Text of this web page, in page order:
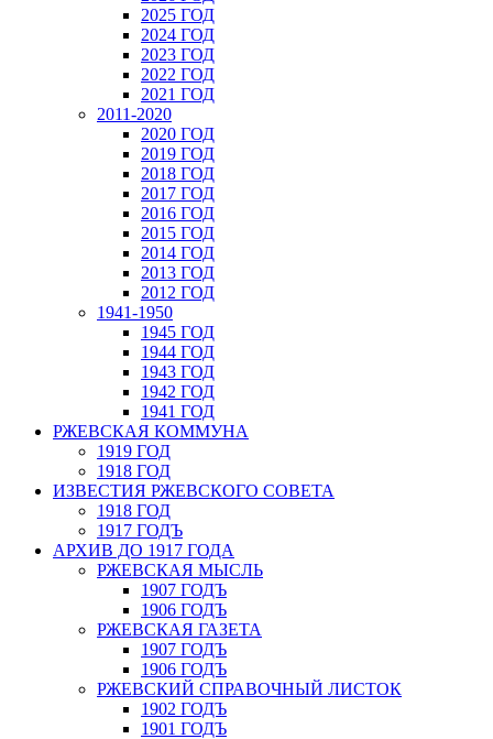
2025 ГОД
2024 ГОД
2023 ГОД
2022 ГОД
2021 ГОД
2011-2020
2020 ГОД
2019 ГОД
2018 ГОД
2017 ГОД
2016 ГОД
2015 ГОД
2014 ГОД
2013 ГОД
2012 ГОД
1941-1950
1945 ГОД
1944 ГОД
1943 ГОД
1942 ГОД
1941 ГОД
РЖЕВСКАЯ КОММУНА
1919 ГОД
1918 ГОД
ИЗВЕСТИЯ РЖЕВСКОГО СОВЕТА
1918 ГОД
1917 ГОДЪ
АРХИВ ДО 1917 ГОДА
РЖЕВСКАЯ МЫСЛЬ
1907 ГОДЪ
1906 ГОДЪ
РЖЕВСКАЯ ГАЗЕТА
1907 ГОДЪ
1906 ГОДЪ
РЖЕВСКИЙ СПРАВОЧНЫЙ ЛИСТОК
1902 ГОДЪ
1901 ГОДЪ